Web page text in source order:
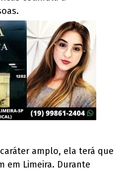
amplo, ela terá que
em Limeira. Durante